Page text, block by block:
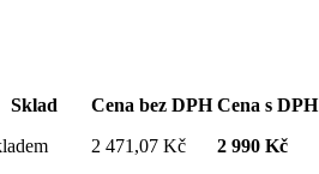
Sklad Cena bez DPH Cena s DPH
2 471,07 Kč 2 990 Kč